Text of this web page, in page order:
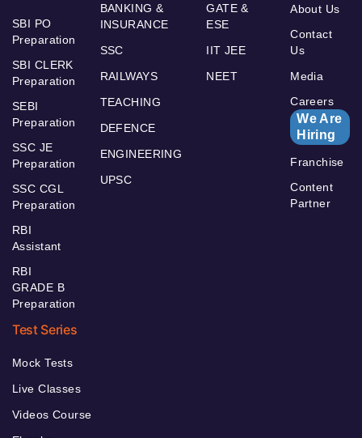
SBI PO
Preparation
SBI CLERK
Preparation
SEBI
Preparation
SSC JE
Preparation
SSC CGL
Preparation
RBI
Assistant
RBI
GRADE B
Preparation
BANKING &
INSURANCE
SSC
RAILWAYS
TEACHING
DEFENCE
ENGINEERING
UPSC
GATE &
ESE
IIT JEE
NEET
About Us
Contact
Us
Media
Careers
We Are
Hiring
Franchise
Content
Partner
Test Series
Mock Tests
Live Classes
Videos Course